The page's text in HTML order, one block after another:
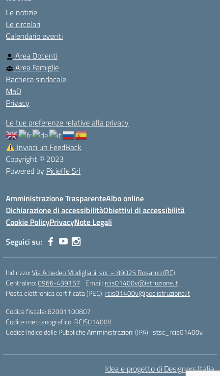
Le notizie
Le circolari
Calendario eventi
Area Docenti
Area Famiglie
Bacheca sindacale
MaD
Privacy
Le tue preferenze relative alla privacy
Inviaci un FeedBack
Copyright © 2023
Powered by Picieffe Srl
Amministrazione TrasparenteAlbo online
Dichiarazione di accessibilitàObiettivi di accessibilità
Cookie PolicyPrivacyNote Legali
Seguici su:
Indirizzo:Via Amedeo Modigliani, snc – 89025 Rosarno (RC)
Centralino:0966-439157 Email: rcis01400v@istruzione.it
Posta elettronica certificata (PEC): rcis01400v@pec.istruzione.it
Codice fiscale: 82001100807
Codice meccanografico: RCIS01400V
Codice Indice delle Pubbliche Amministrazioni (IPA): istsc_rcis01400v
Idea e progetto di Designers Italia